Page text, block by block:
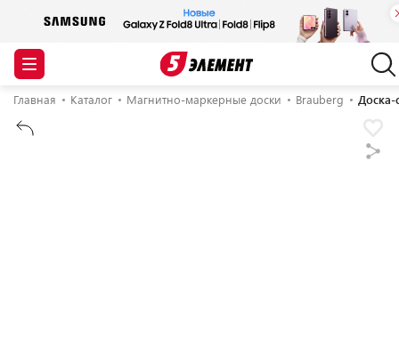
Главная Каталог Магнитно-маркерные доски Brauberg Доска-